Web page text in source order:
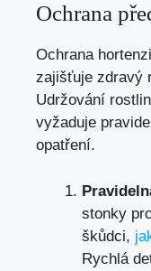
Ochrana
Ochrana
zajišťuje zdravý
Udržování
vyžaduje
opatření.
stonky
škůdci,
Rychlá